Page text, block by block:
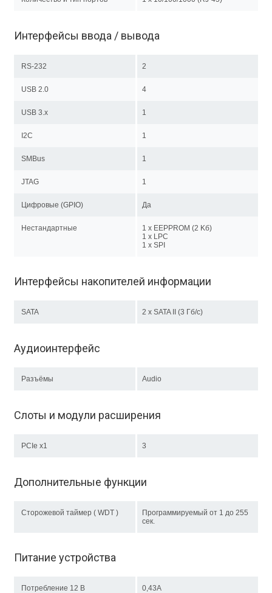
Интерфейсы ввода / вывода
RS-232 2
USB 2.0 4
USB 3.x 1
I2C 1
SMBus 1
JTAG 1
Цифровые (GPIO) Да
Нестандартные
1 х EEPPROM (2 Kб)
1 х LPC
1 х SPI
Интерфейсы накопителей информации
SATA 2 x SATA II (3 Гб/с)
Аудиоинтерфейс
Разъёмы Audio
Слоты и модули расширения
PCIe x1 3
Дополнительные функции
Сторожевой таймер ( WDT )
Программируемый от 1 до 255
сек.
Питание устройства
Потребление 12 В 0,43A